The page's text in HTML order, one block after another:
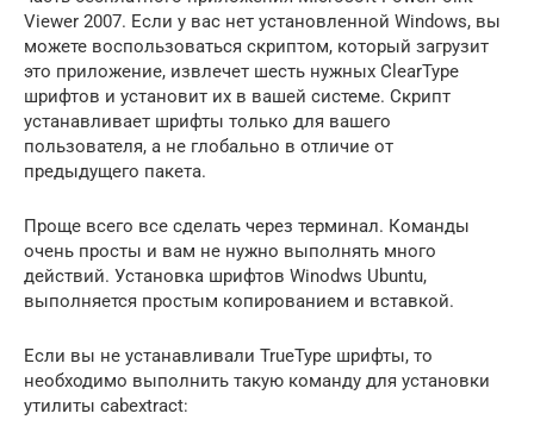
Viewer 2007. Если у вас нет установленной Windows, вы
можете воспользоваться скриптом, который загрузит
это приложение, извлечет шесть нужных ClearType
шрифтов и установит их в вашей системе. Скрипт
устанавливает шрифты только для вашего
пользователя, а не глобально в отличие от
предыдущего пакета.
Проще всего все сделать через терминал. Команды
очень просты и вам не нужно выполнять много
действий. Установка шрифтов Winodws Ubuntu,
выполняется простым копированием и вставкой.
Если вы не устанавливали TrueType шрифты, то
необходимо выполнить такую команду для установки
утилиты cabextract: